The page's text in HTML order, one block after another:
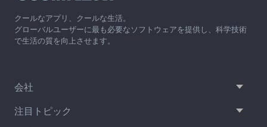
クールなアプリ、クールな生活。
グローバルユーザーに最も必要なソフトウェアを提供し、科学技術
で生活の質を向上させます。
会社
注目トピック